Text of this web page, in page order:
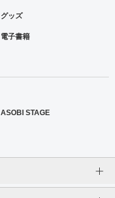
グッズ
電子書籍
ASOBI STAGE